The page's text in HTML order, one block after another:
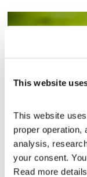
This website
This website
proper operation,
analysis,
your consent.
Read more